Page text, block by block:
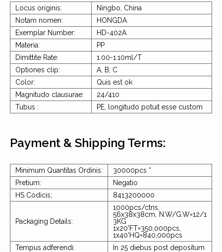
Locus originis:
Ningbo, China
Notam nomen:
HONGDA
Exemplar Number:
HD-402A
Materia:
PP
Dimittite Rate:
1.00-1.10ml/T
Optiones clip:
A, B, C
Color:
Quis est ok
Magnitudo clausurae:
24/410
Tubus :
PE, longitudo potuit esse custom
Payment & Shipping Terms:
Minimum Quantitas Ordinis:
30000pcs *
Pretium:
Negatio
HS Codicis;
8413200000
Packaging Details:
1000pcs/ctns,
56x38x38cm, N.W/G.W=12/1
3KG
1x20'FT=350,000pcs,
1x40'HQ=840,000pcs
Tempus adferendi:
In 25 diebus post depositum